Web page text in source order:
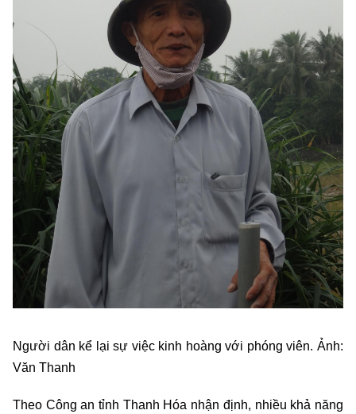
Người dân kể lại sự việc kinh hoàng với phóng viên. Ảnh:
Văn Thanh
Theo Công an tỉnh Thanh Hóa nhận định, nhiều khả năng